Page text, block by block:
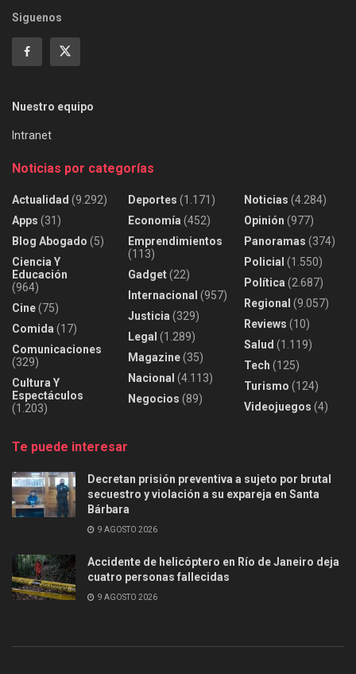
Siguenos
Nuestro equipo
Intranet
Noticias por categorías
Actualidad (9.292)
Apps (31)
Blog Abogado (5)
Ciencia Y
Educación
(964)
Cine(75)
Comida (17)
Comunicaciones
(329)
Cultura Y
Espectáculos
(1.203)
Deportes (1.171)
Economía (452)
Emprendimientos
(113)
Gadget(22)
Internacional (957)
Justicia (329)
Legal (1.289)
Magazine(35)
Nacional (4.113)
Negocios (89)
Noticias (4.284)
Opinión (977)
Panoramas (374)
Policial (1.550)
Política (2.687)
Regional (9.057)
Reviews (10)
Salud (1.119)
Tech (125)
Turismo (124)
Videojuegos (4)
Te puede interesar
Decretan prisión preventiva a sujeto por brutal
secuestro y violación a su expareja en Santa
Bárbara
9 AGOSTO 2026
Accidente de helicóptero en Río de Janeiro deja
cuatro personas fallecidas
9 AGOSTO 2026